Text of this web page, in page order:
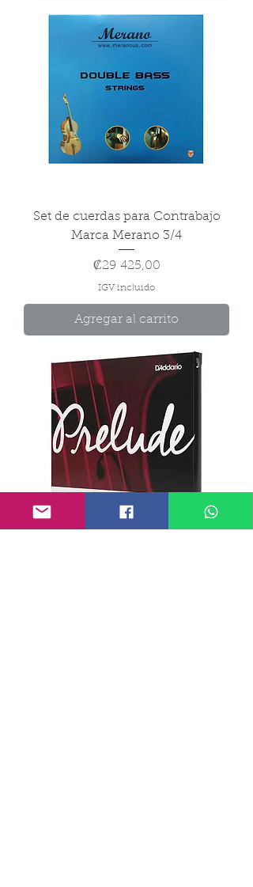
Set de cuerdas para Contrabajo
Marca Merano 3/4
Precio
₡29 425,00
IGV incluido
Agregar al carrito